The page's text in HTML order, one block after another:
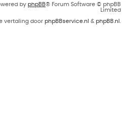
by phpBB® Forum Software © phpBB
Limited
vertaling door phpBBservice.nl & phpBB.nl